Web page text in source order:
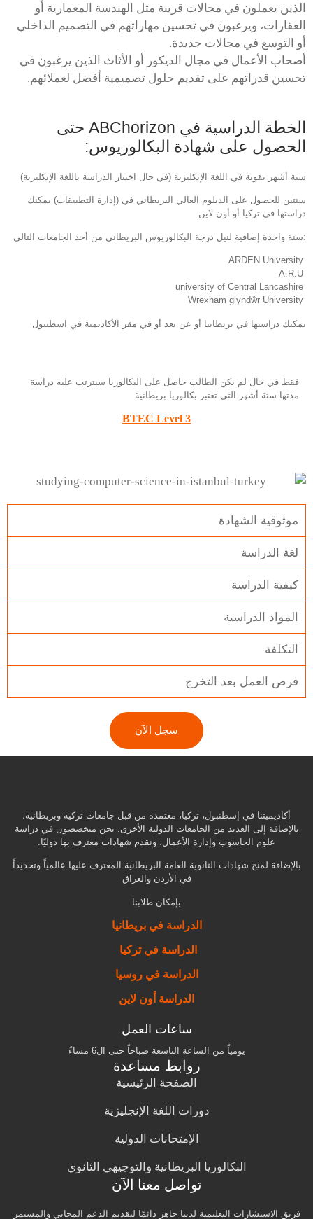
الذين يعملون في مجالات قريبة مثل الهندسة المعمارية أو
العقارات، ويرغبون في تحسين مهاراتهم في التصميم الداخلي
أو التوسع في مجالات جديدة.
أصحاب الأعمال في مجال الديكور أو الأثاث الذين يرغبون في
تحسين قدراتهم على تقديم حلول تصميمية أفضل لعملائهم.
الخطة الدراسية في ABChorizon حتى
الحصول على شهادة البكالوريوس:
ستة أشهر تقوية في اللغة الإنكليزية (في حال اختيار الدراسة باللغة الإنكليزية)
سنتين للحصول على الدبلوم العالي البريطاني في (إدارة التطبيقات) يمكنك
دراستها في تركيا أو أون لاين
:سنة واحدة إضافية لنيل درجة البكالوريوس البريطاني من أحد الجامعات التالي
يمكنك دراستها في بريطانيا أو عن بعد أو في مقر الأكاديمية في اسطنبول
فقط في حال لم يكن الطالب حاصل على البكالوريا سيترتب عليه دراسة
مدتها ستة أشهر التي تعتبر بكالوريا بريطانية
BTEC Level 3
موثوقية الشهادة
لغة الدراسة
كيفية الدراسة
المواد الدراسية
التكلفة
فرص العمل بعد التخرج
سجل الآن
أكاديميتنا في إسطنبول، تركيا، معتمدة من قبل جامعات تركية وبريطانية،
بالإضافة إلى العديد من الجامعات الدولية الأخرى. نحن متخصصون في دراسة
علوم الحاسوب وإدارة الأعمال، ونقدم شهادات معترف بها دوليًا.
بالإضافة لمنح شهادات الثانوية العامة البريطانية المعترف عليها عالمياً وتحديداً
في الأردن والعراق
بإمكان طلابنا
الدراسة في بريطانيا
الدراسة في تركيا
الدراسة في روسيا
الدراسة أون لاين
ساعات العمل
يومياً من الساعة التاسعة صباحاً حتى ال6 مساءً
روابط مساعدة
الصفحة الرئيسية
دورات اللغة الإنجليزية
الإمتحانات الدولية
البكالوريا البريطانية والتوجيهي الثانوي
تواصل معنا الآن
فريق الاستشارات التعليمية لدينا جاهز دائمًا لتقديم الدعم المجاني والمستمر